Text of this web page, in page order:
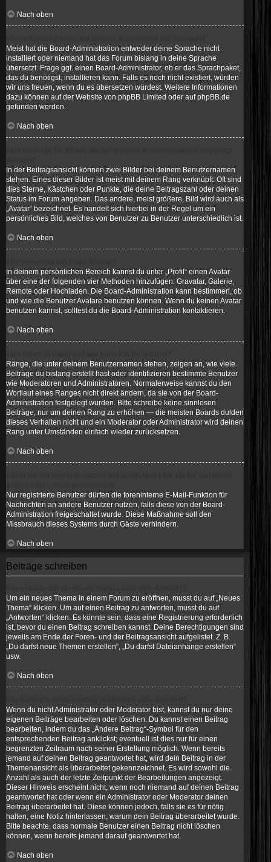
Nach oben
Meist hat die Board-Administration entweder deine Sprache nicht
installiert oder niemand hat das Forum bislang in deine Sprache
übersetzt. Frage ggf. einen Board-Administrator, ob er das Sprachpaket,
das du benötigst, installieren kann. Falls es noch nicht existiert, würden
wir uns freuen, wenn du es übersetzen würdest. Weitere Informationen
dazu können auf der Website von phpBB Limited oder aufphpBB.de
gefunden werden.
Nach oben
In der Beitragsansicht können zwei Bilder bei deinem Benutzernamen
stehen. Eines dieser Bilder ist meist mit deinem Rang verknüpft: Oft sind
dies Sterne, Kästchen oder Punkte, die deine Beitragszahl oder deinen
Status im Forum angeben. Das andere, meist größere, Bild wird auch als
„Avatar“ bezeichnet. Es handelt sich hierbei in der Regel um ein
persönliches Bild, welches von Benutzer zu Benutzer unterschiedlich ist.
Nach oben
In deinem persönlichen Bereich kannst du unter „Profil“ einen Avatar
über eine der folgenden vier Methoden hinzufügen: Gravatar, Galerie,
Remote oder Hochladen. Die Board-Administration kann bestimmen, ob
und wie die Benutzer Avatare benutzen können. Wenn du keinen Avatar
benutzen kannst, solltest du die Board-Administration kontaktieren.
Nach oben
Ränge, die unter deinem Benutzernamen stehen, zeigen an, wie viele
Beiträge du bislang erstellt hast oder identifizieren bestimmte Benutzer
wie Moderatoren und Administratoren. Normalerweise kannst du den
Wortlaut eines Ranges nicht direkt ändern, da sie von der Board-
Administration festgelegt wurden. Bitte schreibe keine sinnlosen
Beiträge, nur um deinen Rang zu erhöhen — die meisten Boards dulden
dieses Verhalten nicht und ein Moderator oder Administrator wird deinen
Rang unter Umständen einfach wieder zurücksetzen.
Nach oben
Nur registrierte Benutzer dürfen die foreninterne E-Mail-Funktion für
Nachrichten an andere Benutzer nutzen, falls diese von der Board-
Administration freigeschaltet wurde. Diese Maßnahme soll den
Missbrauch dieses Systems durch Gäste verhindern.
Nach oben
Beiträge schreiben
Um ein neues Thema in einem Forum zu eröffnen, musst du auf „Neues
Thema“ klicken. Um auf einen Beitrag zu antworten, musst du auf
„Antworten“ klicken. Es könnte sein, dass eine Registrierung erforderlich
ist, bevor du einen Beitrag schreiben kannst. Deine Berechtigungen sind
jeweils am Ende der Foren- und der Beitragsansicht aufgelistet. Z. B.
„Du darfst neue Themen erstellen“, „Du darfst Dateianhänge erstellen“
usw.
Nach oben
Wenn du nicht Administrator oder Moderator bist, kannst du nur deine
eigenen Beiträge bearbeiten oder löschen. Du kannst einen Beitrag
bearbeiten, indem du das „Ändere Beitrag“-Symbol für den
entsprechenden Beitrag anklickst; eventuell ist dies nur für einen
begrenzten Zeitraum nach seiner Erstellung möglich. Wenn bereits
jemand auf deinen Beitrag geantwortet hat, wird dein Beitrag in der
Themenansicht als überarbeitet gekennzeichnet. Es wird sowohl die
Anzahl als auch der letzte Zeitpunkt der Bearbeitungen angezeigt.
Dieser Hinweis erscheint nicht, wenn noch niemand auf deinen Beitrag
geantwortet hat oder wenn ein Administrator oder Moderator deinen
Beitrag überarbeitet hat. Diese können jedoch, falls sie es für nötig
halten, eine Notiz hinterlassen, warum dein Beitrag überarbeitet wurde.
Bitte beachte, dass normale Benutzer einen Beitrag nicht löschen
können, wenn bereits jemand darauf geantwortet hat.
Nach oben